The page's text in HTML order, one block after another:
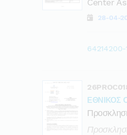
28-04-
64214200-
ΕΘΝΙΚΟΣ